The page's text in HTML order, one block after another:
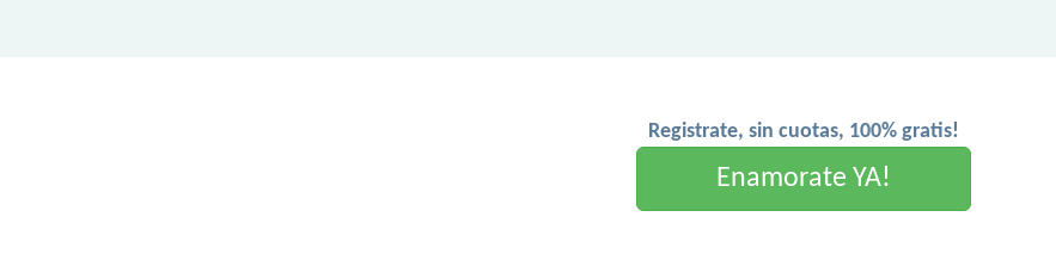
Registrate, sin cuotas, 100% gratis!
Enamorate YA!